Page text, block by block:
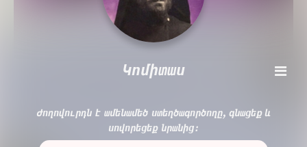
Կոմիտաս
Ժողովուրդն է ամենամեծ ստեղծագործողը, գնացեք և
սովորեցեք նրանից։